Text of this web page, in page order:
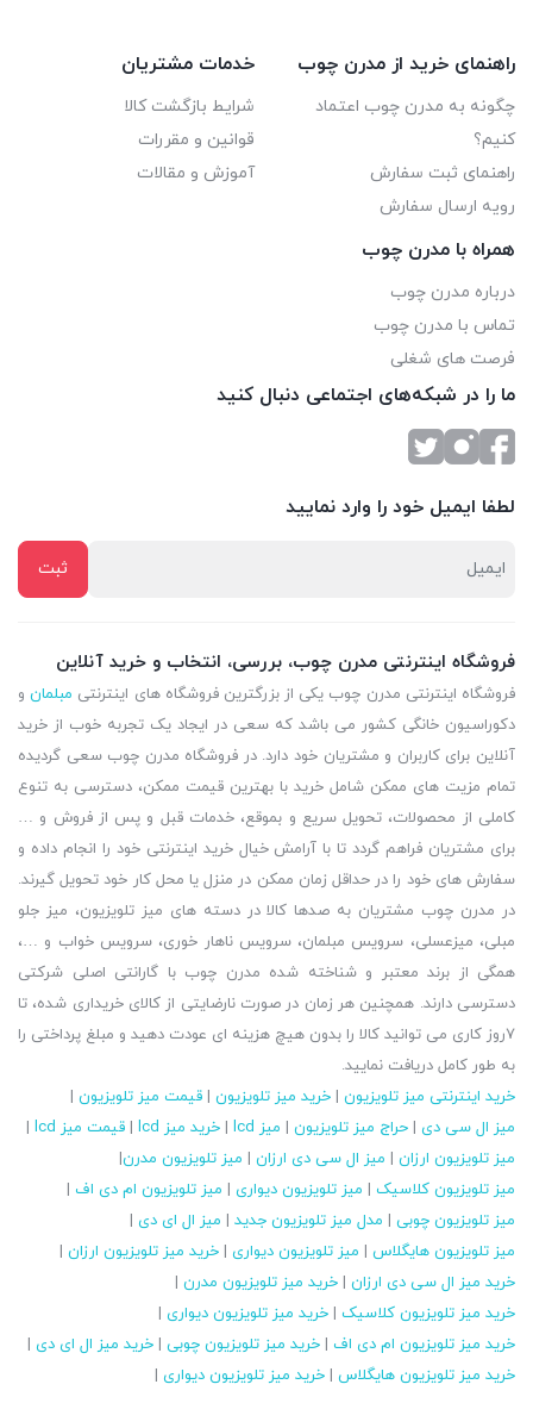
راهنمای خرید از مدرن چوب
چگونه به مدرن چوب اعتماد
کنیم؟
راهنمای ثبت سفارش
رویه ارسال سفارش
خدمات مشتریان
شرایط بازگشت کالا
قوانین و مقررات
آموزش و مقالات
همراه با مدرن چوب
درباره مدرن چوب
تماس با مدرن چوب
فرصت های شغلی
ما را در شبکه‌های اجتماعی دنبال کنید
لطفا ایمیل خود را وارد نمایید
فروشگاه اینترنتی مدرن چوب، بررسی، انتخاب و خرید آنلاین
فروشگاه اینترنتی مدرن چوب یکی از بزرگترین فروشگاه های اینترنتی مبلمانو
دکوراسیون خانگی کشور می باشد که سعی در ایجاد یک تجربه خوب از خرید
آنلاین برای کاربران و مشتریان خود دارد. در فروشگاه مدرن چوب سعی گردیده
تمام مزیت های ممکن شامل خرید با بهترین قیمت ممکن، دسترسی به تنوع
کاملی از محصولات، تحویل سریع و بموقع، خدمات قبل و پس از فروش و …
برای مشتریان فراهم گردد تا با آرامش خیال خرید اینترنتی خود را انجام داده و
سفارش های خود را در حداقل زمان ممکن در منزل یا محل کار خود تحویل گیرند.
در مدرن چوب مشتریان به صدها کالا در دسته های میز تلویزیون، میز جلو
مبلی، میزعسلی، سرویس مبلمان، سرویس ناهار خوری، سرویس خواب و …،
همگی از برند معتبر و شناخته شده مدرن چوب با گارانتی اصلی شرکتی
دسترسی دارند. همچنین هر زمان در صورت نارضایتی از کالای خریداری شده، تا
7روز کاری می توانید کالا را بدون هیچ هزینه ای عودت دهید و مبلغ پرداختی را
به طور کامل دریافت نمایید.
خرید اینترنتی میز تلویزیون | خرید میز تلویزیون | قیمت میز تلویزیون |
میز ال سی دی | حراج میز تلویزیون | میز lcd | خرید میز lcd | قیمت میز lcd
|
میز تلویزیون ارزان | میز ال سی دی ارزان | میز تلویزیون مدرن|
میز تلویزیون کلاسیک | میز تلویزیون دیواری | میز تلویزیون ام دی اف |
میز تلویزیون چوبی | مدل میز تلویزیون جدید | میز ال ای دی |
میز تلویزیون هایگلاس | میز تلویزیون دیواری | خرید میز تلویزیون ارزان |
خرید میز ال سی دی ارزان | خرید میز تلویزیون مدرن |
خرید میز تلویزیون کلاسیک | خرید میز تلویزیون دیواری |
خرید میز تلویزیون ام دی اف | خرید میز تلویزیون چوبی | خرید میز ال ای دی |
خرید میز تلویزیون هایگلاس | خرید میز تلویزیون دیواری |